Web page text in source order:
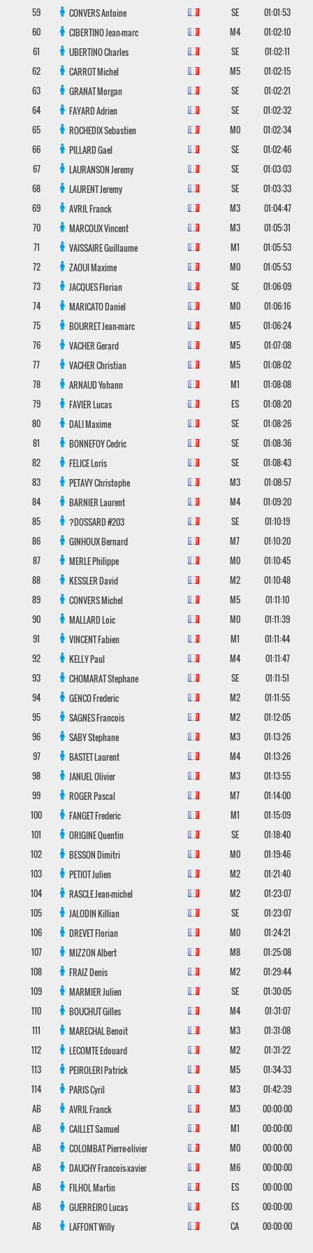
59 CONVERSAntoine SE
01:01:53
60
CIBERTINOJean-marc M4
01:02:10
61
UBERTINOCharles SE
01:02:11
62
CARROTMichel M5
01:02:15
63
GRANATMorgan SE
01:02:21
64
FAYARDAdrien SE
01:02:32
65
ROCHEDIXSebastien M0
01:02:34
66
PILLARDGael SE
01:02:46
67
LAURANSONJeremy SE
01:03:03
68
LAURENTJeremy SE
01:03:33
69
AVRILFranck M3
01:04:47
70
MARCOUXVincent M3
01:05:31
71
VAISSAIREGuillaume M1
01:05:53
72
ZAOUIMaxime M0
01:05:53
73
JACQUESFlorian SE
01:06:09
74
MARICATODaniel M0
01:06:16
75
BOURRETJean-marc M5
01:06:24
76
VACHERGerard M5
01:07:08
77
VACHERChristian M5
01:08:02
78
ARNAUDYohann M1
01:08:08
79
FAVIERLucas ES
01:08:20
80
DALIMaxime SE
01:08:26
81
BONNEFOYCedric SE
01:08:36
82
FELICELoris SE
01:08:43
83
PETAVYChristophe M3
01:08:57
84
BARNIERLaurent M4
01:09:20
85
?DOSSARD#203 SE
01:10:19
86
GINHOUXBernard M7
01:10:20
87
MERLEPhilippe M0
01:10:45
88
KESSLERDavid M2
01:10:48
89
CONVERSMichel M5
01:11:10
90
MALLARDLoic M0
01:11:39
91
VINCENTFabien M1
01:11:44
92
KELLYPaul M4
01:11:47
93
CHOMARATStephane SE
01:11:51
94
GENCOFrederic M2
01:11:55
95
SAGNESFrancois M2
01:12:05
96
SABYStephane M3
01:13:26
97
BASTETLaurent M4
01:13:26
98
JANUELOlivier M3
01:13:55
99
ROGERPascal M7
01:14:00
100
FANGETFrederic M1
01:15:09
101
ORIGINEQuentin SE
01:18:40
102
BESSONDimitri M0
01:19:46
103
PETIOTJulien M2
01:21:40
104
RASCLEJean-michel M2
01:23:07
105
JALODINKillian SE
01:23:07
106
DREVETFlorian M0
01:24:21
107
MIZZONAlbert M8
01:25:08
108
FRAIZDenis M2
01:29:44
109
MARMIERJulien SE
01:30:05
110
BOUCHUTGilles M4
01:31:07
111
MARECHALBenoit M3
01:31:08
112
LECOMTEEdouard M2
01:31:22
113
PEIROLERIPatrick M5
01:34:33
114
PARISCyril M3
01:42:39
AB
AVRILFranck M3
00:00:00
AB
CAILLETSamuel M1
00:00:00
AB
COLOMBATPierre-olivier M0
00:00:00
AB
DAUCHYFrancois-xavier M6
00:00:00
AB
FILHOLMartin ES
00:00:00
AB
GUERREIROLucas ES
00:00:00
AB
LAFFONTWilly CA 00:00:00